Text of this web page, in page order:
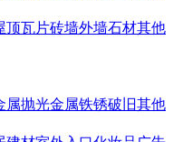
顶瓦片砖墙外墙石材其他
属抛光金属铁锈破旧其他